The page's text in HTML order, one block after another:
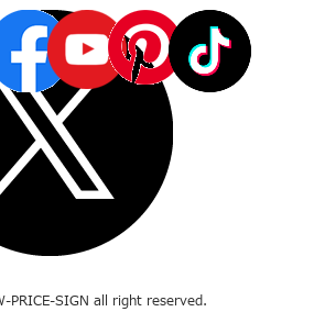
PRICE-SIGN all right reserved.